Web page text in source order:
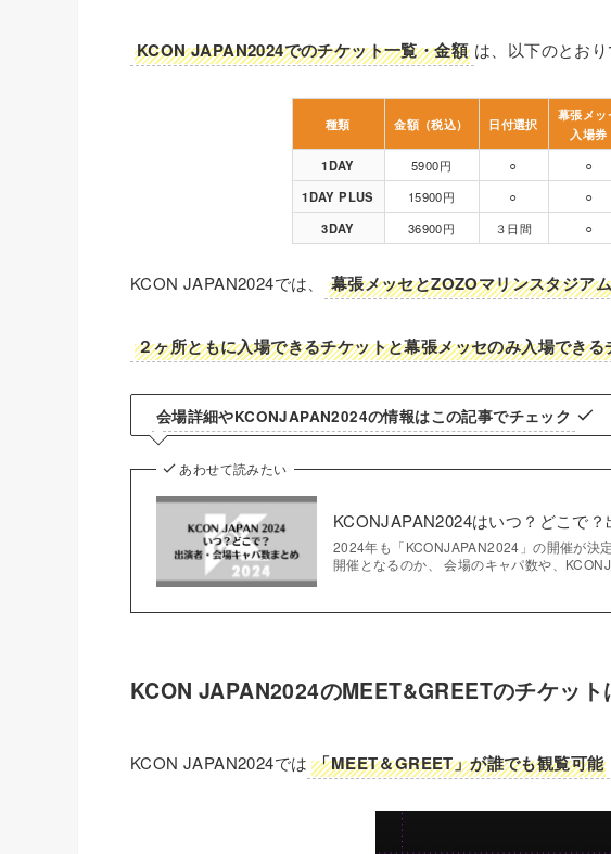
KCON JAPAN2024でのチケット一覧・金額 は、以下のとおり
種類 金額（税込） 日付選択
幕張メッ
入場券
1DAY
5900円 ⚪︎ ⚪︎
1DAY PLUS
15900円 ⚪︎ ⚪︎
3DAY
36900円 ３日間 ⚪︎
KCON JAPAN2024では、 幕張メッセとZOZOマリンスタジア
２ヶ所ともに入場できるチケットと幕張メッセのみ入場できる
会場詳細やKCONJAPAN2024の情報はこの記事でチェック
あわせて読みたい
KCONJAPAN2024はいつ？どこで
2024年も「KCONJAPAN2024」の開催が決
開催となるのか、 会場のキャパ数や、
KCON JAPAN2024のMEET&GREETのチケット
KCON JAPAN2024では 「MEET＆GREET」が誰でも観覧可能